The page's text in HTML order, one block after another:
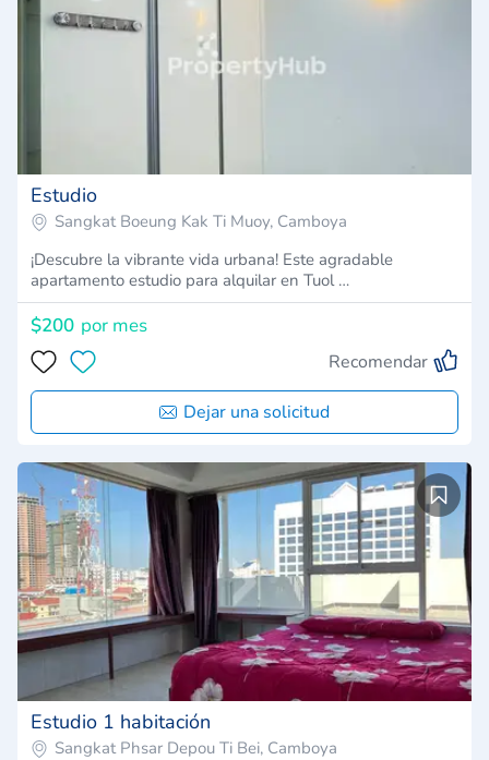
Estudio
Sangkat Boeung Kak Ti Muoy, Camboya
¡Descubre la vibrante vida urbana! Este agradable
apartamento estudio para alquilar en Tuol …
$200 por mes
Recomendar
Dejar una solicitud
Estudio 1 habitación
Sangkat Phsar Depou Ti Bei, Camboya